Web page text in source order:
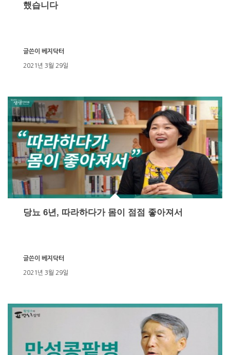
했습니다
2021년 3월 29일
글쓴이 베지닥터
당뇨 6년, 따라하다가 몸이 점점 좋아져서
2021년 3월 29일
글쓴이 베지닥터